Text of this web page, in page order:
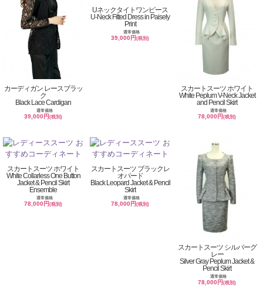
カーディガン レースブラッ
ク
Black Lace Cardigan
通常価格
39,000円(税別)
Uネックタイトワンピース
U-Neck Fitted Dress in Paisely
Print
通常価格
39,000円(税別)
スカートスーツ ホワイト
White Peplum V-Neck Jacket
and Pencil Skirt
通常価格
78,000円(税別)
スカートスーツ ホワイト
White Collarless One Button
Jacket & Pencil Skirt
Ensemble
通常価格
78,000円(税別)
スカートスーツ ブラックレ
オパード
Black Leopard Jacket & Pencil
Skirt
通常価格
78,000円(税別)
スカートスーツ シルバーグ
レー
Silver Gray Peplum Jacket &
Pencil Skirt
通常価格
78,000円(税別)